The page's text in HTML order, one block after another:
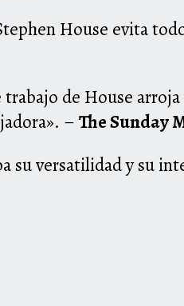
House evita
trabajo de House
–The Sunday
su versatilidad y su